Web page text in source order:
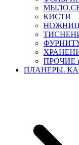
КИСТИ
ПРОЧИЕ
ПЛАНЕРЫ.